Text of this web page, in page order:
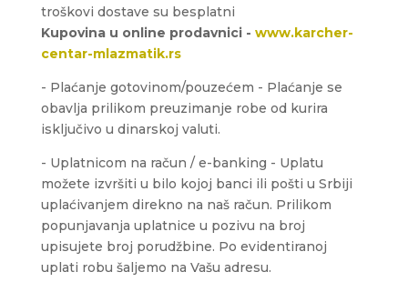
troškovi dostave su besplatni
Kupovina u online prodavnici - www.karcher-
centar-mlazmatik.rs
- Plaćanje gotovinom/pouzećem - Plaćanje se
obavlja prilikom preuzimanje robe od kurira
isključivo u dinarskoj valuti.
- Uplatnicom na račun / e-banking - Uplatu
možete izvršiti u bilo kojoj banci ili pošti u Srbiji
uplaćivanjem direkno na naš račun. Prilikom
popunjavanja uplatnice u pozivu na broj
upisujete broj porudžbine. Po evidentiranoj
uplati robu šaljemo na Vašu adresu.